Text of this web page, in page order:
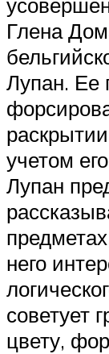
Глена
Лупан. Ее
учетом
Лупан
него
советует
цвету,